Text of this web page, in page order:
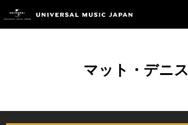
マット・デニス